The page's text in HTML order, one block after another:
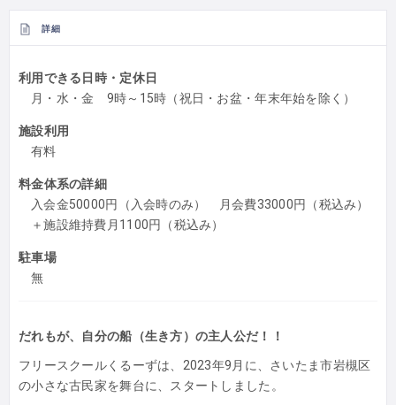
詳細
利用できる日時・定休日
月・水・金 9時～15時（祝日・お盆・年末年始を除く）
施設利用
有料
料金体系の詳細
入会金50000円（入会時のみ） 月会費33000円（税込み）
＋施設維持費月1100円（税込み）
駐車場
無
だれもが、自分の船（生き方）の主人公だ！！
フリースクールくるーずは、2023年9月に、さいたま市岩槻区
の小さな古民家を舞台に、スタートしました。